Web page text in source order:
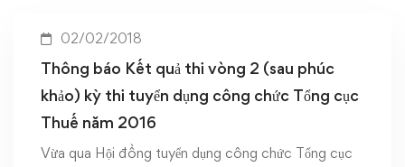
02/02/2018
Thông báo Kết quả thi vòng 2 (sau phúc
khảo) kỳ thi tuyển dụng công chức Tổng cục
Thuế năm 2016
Vừa qua Hội đồng tuyển dụng công chức Tổng cục